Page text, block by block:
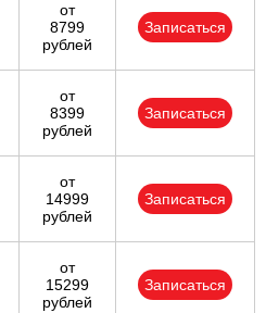
от
8799
рублей
Записаться
от
8399
рублей
Записаться
от
14999
рублей
Записаться
от
15299
рублей
Записаться